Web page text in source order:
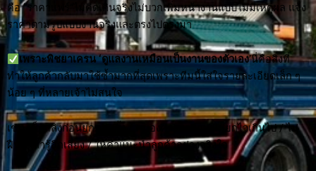
คือ “ราคาแฟร์”ไม่คิดเกินจริงไม่บวกเพิ่มหน้างานแบบไม่มีเหตุผล แจ้ง
ราคาตามรูปแบบงานจริงและตรงไปตรงมา
เพราะพิชยาเครน ‘ดูแลงานเหมือนเป็นงานของตัวเอง’นี่คือสิ่งที่
ทำให้ลูกค้ากลับมาใช้ซ้ำมากที่สุดเพราะทีมนี้ใส่ใจรายละเอียดเล็ก ๆ
น้อย ๆ ที่หลายเจ้าไม่สนใจ
เช่น เช็กสลิงก่อนยกทุกครั้ง / คุมองศาการยก / ไม่ยกไวเกินไป / ไม่
ฝืนยกถ้ารู้สึกเสี่ยง / ให้คำแนะนำลูกค้าอย่างจริงใจ